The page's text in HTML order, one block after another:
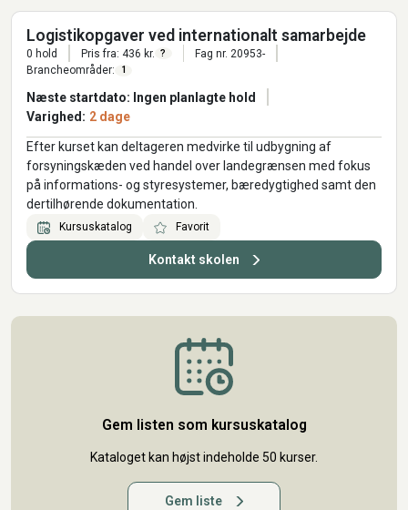
Logistikopgaver ved internationalt samarbejde
0 hold Pris fra: 436 kr. ?
Fag nr. 20953-
Brancheområder:
1
Næste startdato: Ingen planlagte hold
Varighed: 2 dage
Efter kurset kan deltageren medvirke til udbygning af
forsyningskæden ved handel over landegrænsen med fokus
på informations- og styresystemer, bæredygtighed samt den
dertilhørende dokumentation.
Kursuskatalog Favorit
Kontakt skolen
Gem listen som kursuskatalog
Kataloget kan højst indeholde 50 kurser.
Gem liste